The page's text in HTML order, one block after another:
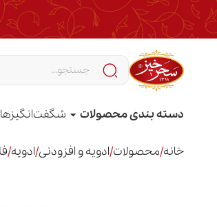
دسته بندی محصولات شگفت‌انگیزها
خانه/محصولات/ادویه و افزودنی/ادویه/